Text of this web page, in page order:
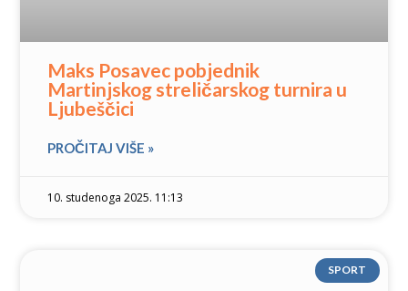
Maks Posavec pobjednik
Martinjskog streličarskog turnira u
Ljubeščici
PROČITAJ VIŠE »
10. studenoga 2025. 11:13
SPORT